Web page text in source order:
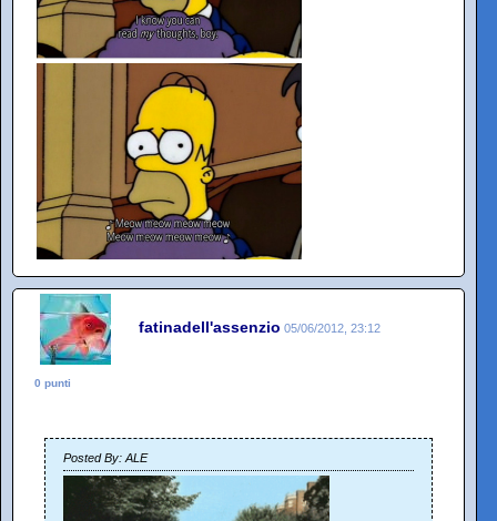
fatinadell'assenzio 05/06/2012, 23:12
0 punti
Posted By: ALE